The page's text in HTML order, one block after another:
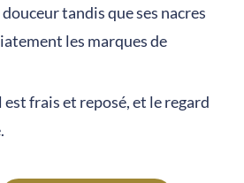
tandis que ses nacres
les marques de
est frais et reposé, et le regard